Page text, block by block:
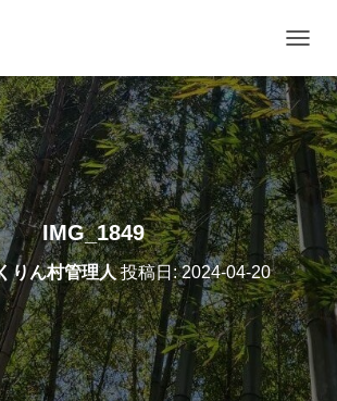
ビ
ゲ
ー
シ
ン
を
切
り
替
え
IMG_1849
りん村管理人投稿日:2024-04-20